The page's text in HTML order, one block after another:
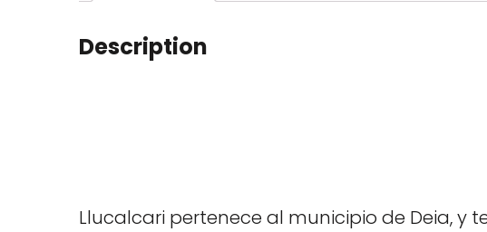
Description
Llucalcari pertenece al municipio de Deia, y